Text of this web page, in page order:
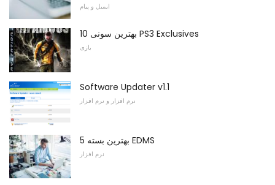
ایمیل و پیام
10 بهترین سونی PS3 Exclusives
بازی
Software Updater v1.1
نرم افزار و نرم افزار
5 بهترین بسته EDMS
نرم افزار